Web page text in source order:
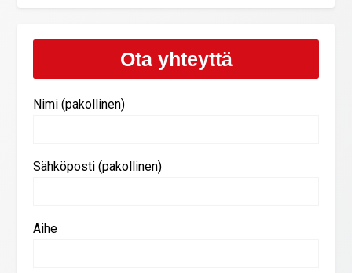
Ota yhteyttä
Nimi (pakollinen)
Sähköposti (pakollinen)
Aihe